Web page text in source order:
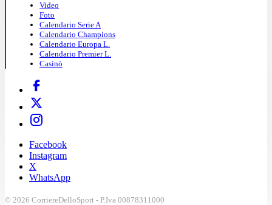
Video
Foto
Calendario Serie A
Calendario Champions
Calendario Europa L.
Calendario Premier L.
Casinò
Facebook
Instagram
X
WhatsApp
© 2026 CorriereDelloSport - P.Iva 00878311000